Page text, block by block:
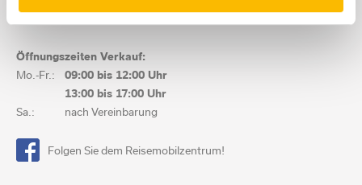
Öffnungszeiten Verkauf:
Mo.-Fr.:
09:00 bis 12:00 Uhr
13:00 bis 17:00 Uhr
Sa.:
nach Vereinbarung
Folgen Sie dem Reisemobilzentrum!